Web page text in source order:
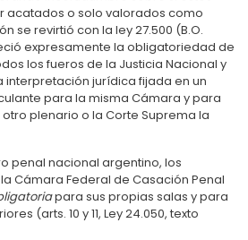
acatados o solo valorados como
se revirtió con la ley 27.500 (B.O.
expresamente la obligatoriedad de
los fueros de la Justicia Nacional y
interpretación jurídica fijada en un
para la misma Cámara y para
plenario o la Corte Suprema la
penal nacional argentino, los
Cámara Federal de Casación Penal
para sus propias salas y para
(arts. 10 y 11, Ley 24.050, texto